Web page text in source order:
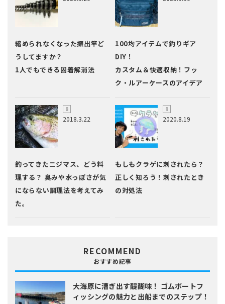
縮められなくなった振出竿ど
うしてますか？
1人でもできる固着解消法
100均アイテムで釣りギア
DIY！
カスタム＆快適収納！フッ
ク・ルアーケースのアイデア
2018.3.22
釣ってきたニジマス、どう料
理する？ 臭みや水っぽさが気
にならない調理法を考えてみ
た。
2020.8.19
もしもクラゲに刺されたら？
正しく知ろう！刺されたとき
の対処法
RECOMMEND
おすすめ記事
大海原に漕ぎ出す醍醐味！ ゴムボートフ
ィッシングの魅力と出船までのステップ！